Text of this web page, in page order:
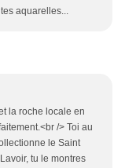
aquarelles...
la roche locale en
/> Toi au
le Saint
tu le montres